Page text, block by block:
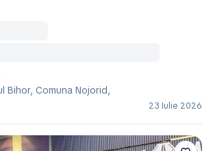
Bihor, Comuna Nojorid,
23 Iulie 2026